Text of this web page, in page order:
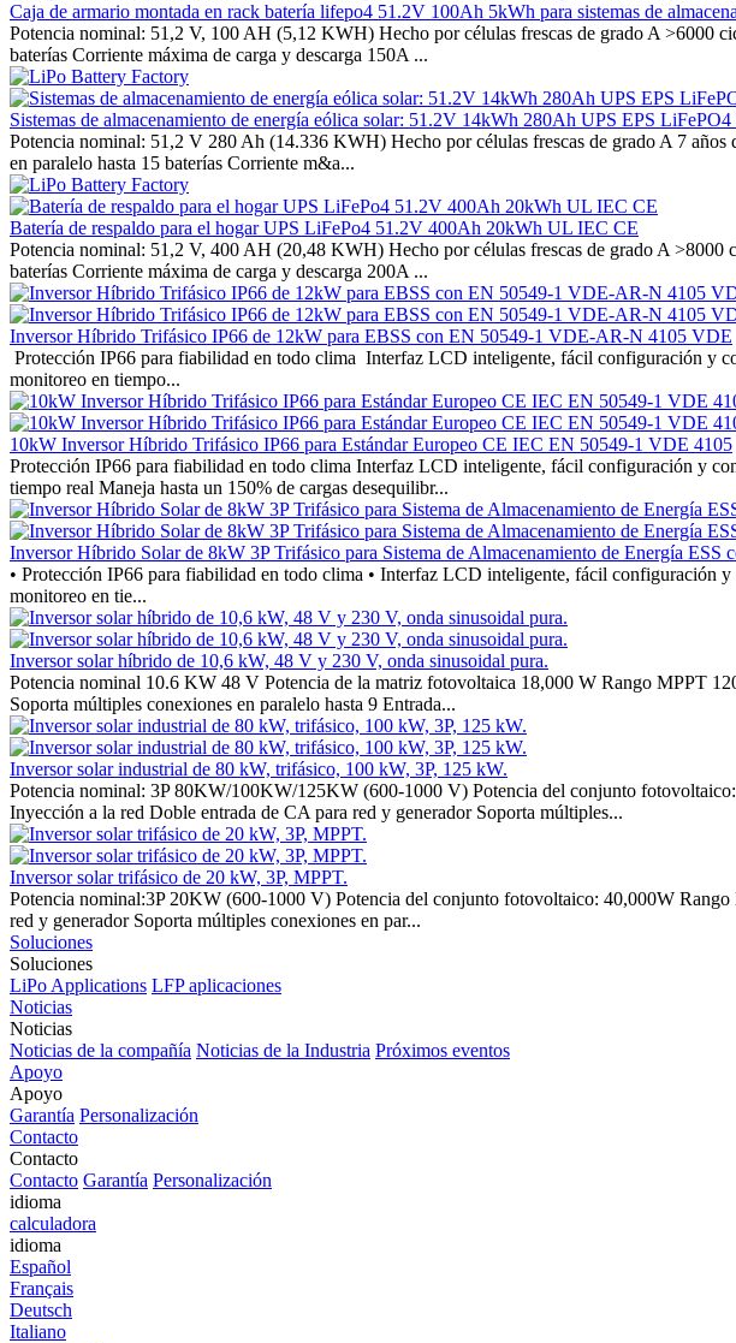
Caja de armario montada en rack batería lifepo4 51.2V 100Ah 5kWh para sistemas de
Potencia nominal: 51,2 V, 100 AH (5,12 KWH) Hecho por células frescas de grado A >6000
baterías Corriente máxima de carga y descarga 150A ...
Sistemas de almacenamiento de energía eólica solar: 51.2V 14kWh 280Ah UPS EPS
Potencia nominal: 51,2 V 280 Ah (14.336 KWH) Hecho por células frescas de grado A 7
en paralelo hasta 15 baterías Corriente m&a...
Batería de respaldo para el hogar UPS LiFePo4 51.2V 400Ah 20kWh UL IEC CE
Potencia nominal: 51,2 V, 400 AH (20,48 KWH) Hecho por células frescas de grado A
baterías Corriente máxima de carga y descarga 200A ...
Inversor Híbrido Trifásico IP66 de 12kW para EBSS con EN 50549-1 VDE-AR-N 4105 VDE
Protección IP66 para fiabilidad en todo clima Interfaz LCD inteligente, fácil configuración y
monitoreo en tiempo...
10kW Inversor Híbrido Trifásico IP66 para Estándar Europeo CE IEC EN 50549-1 VDE 4105
Protección IP66 para fiabilidad en todo clima Interfaz LCD inteligente, fácil configuración y
tiempo real Maneja hasta un 150% de cargas desequilibr...
Inversor Híbrido Solar de 8kW 3P Trifásico para Sistema de Almacenamiento de Energía ESS
• Protección IP66 para fiabilidad en todo clima • Interfaz LCD inteligente, fácil configuración
monitoreo en tie...
Inversor solar híbrido de 10,6 kW, 48 V y 230 V, onda sinusoidal pura.
Potencia nominal 10.6 KW 48 V Potencia de la matriz fotovoltaica 18,000 W Rango MPPT
Soporta múltiples conexiones en paralelo hasta 9 Entrada...
Inversor solar industrial de 80 kW, trifásico, 100 kW, 3P, 125 kW.
Potencia nominal: 3P 80KW/100KW/125KW (600-1000 V) Potencia del conjunto
Inyección a la red Doble entrada de CA para red y generador Soporta múltiples...
Inversor solar trifásico de 20 kW, 3P, MPPT.
Potencia nominal:3P 20KW (600-1000 V) Potencia del conjunto fotovoltaico: 40,000W
red y generador Soporta múltiples conexiones en par...
Soluciones
Soluciones
LiPo Applications LFP aplicaciones
Noticias
Noticias
Noticias de la compañía Noticias de la Industria Próximos eventos
Apoyo
Apoyo
Garantía Personalización
Contacto
Contacto
Contacto Garantía Personalización
idioma
calculadora
idioma
Español
Français
Deutsch
Italiano